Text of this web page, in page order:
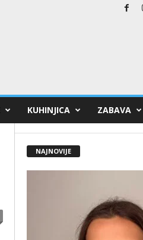
KUHINJICA ZABAVA
NAJNOVIJE